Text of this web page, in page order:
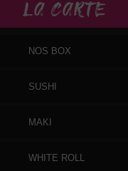
LA CARTE
NOS BOX
SUSHI
MAKI
WHITE ROLL